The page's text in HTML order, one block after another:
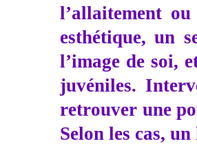
l’allaitement
esthétique, un
l’image de soi,
juvéniles.
retrouver une
Selon les cas,